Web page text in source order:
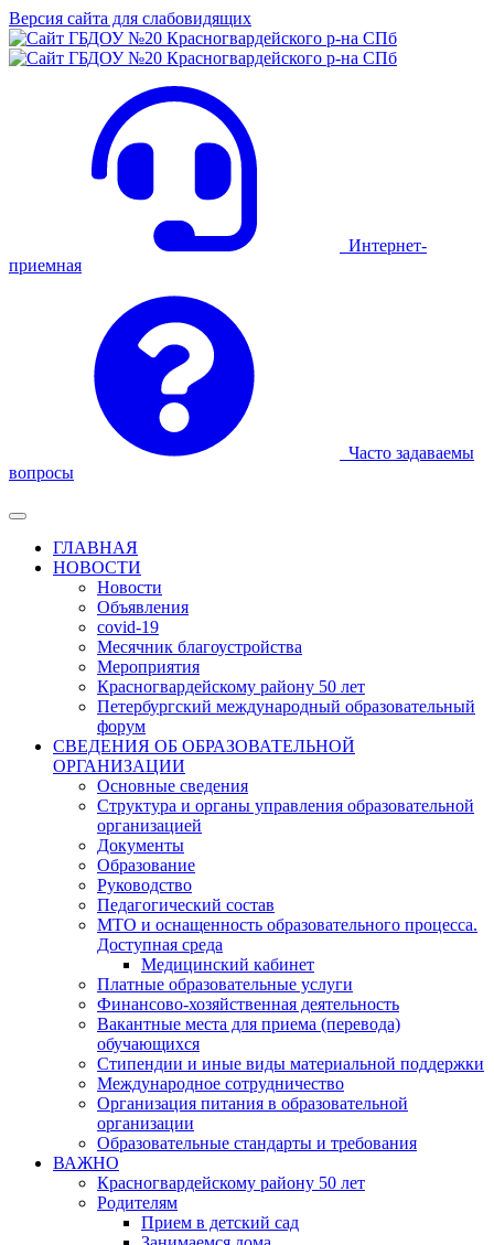
Версия сайта для слабовидящих
Интернет-
приемная
Часто задаваемы
вопросы
ГЛАВНАЯ
НОВОСТИ
Новости
Объявления
covid-19
Месячник благоустройства
Мероприятия
Красногвардейскому району 50 лет
Петербургский международный образовательный
форум
СВЕДЕНИЯ ОБ ОБРАЗОВАТЕЛЬНОЙ
ОРГАНИЗАЦИИ
Основные сведения
Структура и органы управления образовательной
организацией
Документы
Образование
Руководство
Педагогический состав
МТО и оснащенность образовательного процесса.
Доступная среда
Медицинский кабинет
Платные образовательные услуги
Финансово-хозяйственная деятельность
Вакантные места для приема (перевода)
обучающихся
Стипендии и иные виды материальной поддержки
Международное сотрудничество
Организация питания в образовательной
организации
Образовательные стандарты и требования
ВАЖНО
Красногвардейскому району 50 лет
Родителям
Прием в детский сад